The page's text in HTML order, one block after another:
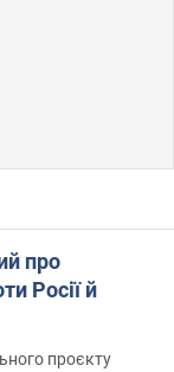
про
Росії й
проєкту